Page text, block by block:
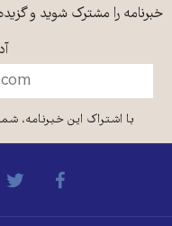
خبرنامه را مشترک شوید و
با اشتراک این خبرنامه،